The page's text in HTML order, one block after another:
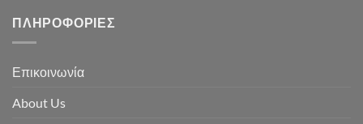
ΠΛΗΡΟΦΟΡΊΕΣ
Επικοινωνία
About Us